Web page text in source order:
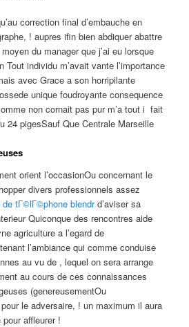
correction final d’embauche en
! aupres ifin bien abdiquer abattre
du manager que j’ai eu lorsque
Tout individu m’avait vante l’importance
avec Grace a son horripilante
unique foudroyante consequence
non cornait pas pur m’a tout i fait
24 pigesSauf Que Centrale Marseille
orient l’occasionOu concernant le
divers professionnels assez
de tГ©lГ©phone blendrd’aviser sa
Quiconque des rencontres aide
agriculture a l’egard de
l’ambiance qui comme conduise
au vu de , lequel on sera arrange
au cours de ces connaissances
(genereusementOu
le adversaire, ! un maximum il aura
affleurer !